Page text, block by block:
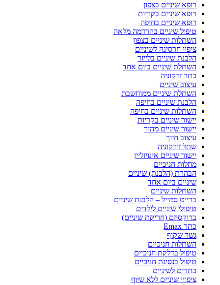
רופא שיניים בצפון
רופא שיניים בקריות
רופא שיניים בחיפה
טיפול שיניים בהרדמה מלאה
השתלות שיניים בצפון
ציפוי חרסינה לשיניים
הלבנת שיניים בלייזר
השתלת שיניים ביום אחד
כתר זרקוניה
עיצוב שיניים
השתלת שיניים ממוחשבת
הלבנת שיניים בחיפה
השתלות שיניים בחיפה
יישור שיניים בקריות
יישור שיניים מהיר
עיצוב חיוך
שתל זירקוניה
יישור שיניים אינויזליין
מחלות חניכיים
הבהרת (הלבנת) שיניים
שיניים ביום אחד
השתלות שיניים
ברייט סמייל – הלבנת שיניים
טיפולי שיניים לילדים
ברוקסיזם (חריקת שיניים)
כתר Emax
גשר שקוף
השתלות חניכיים
טיפול בדלקת חניכיים
טיפול בנסיגת חניכיים
כתרים לשיניים
ציפויי שיניים ללא שיוף